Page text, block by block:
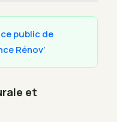
public de
Rénov’
et